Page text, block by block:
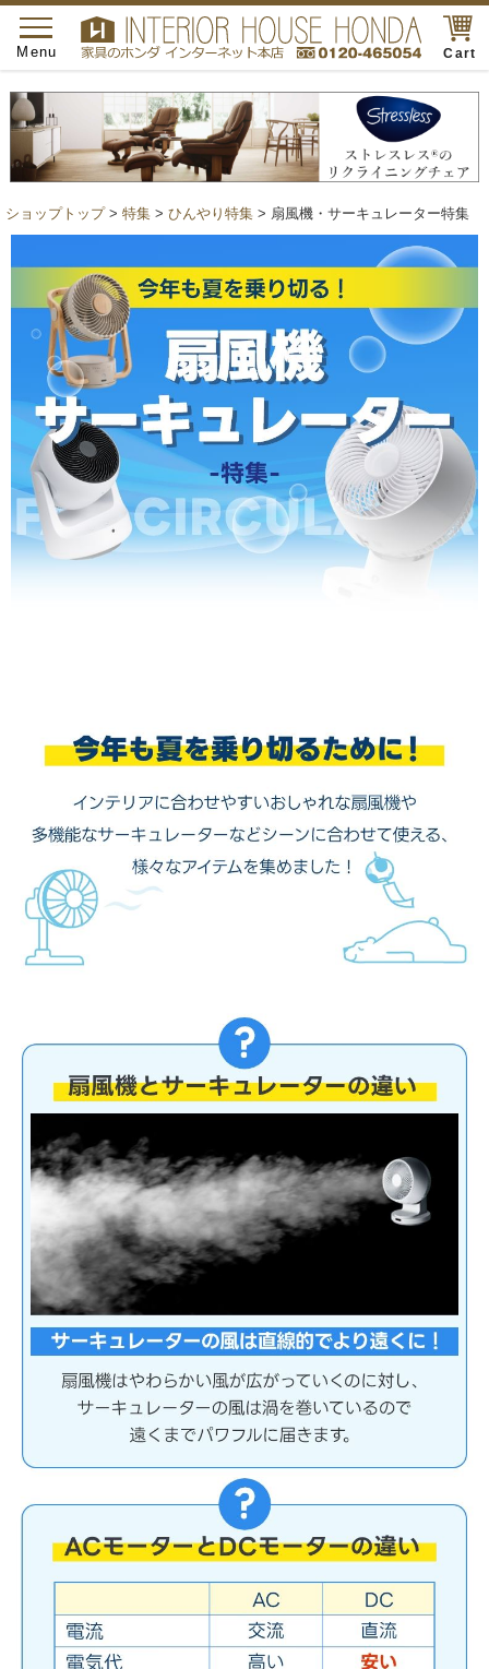
Cart
toggle
navigation
Menu
ショップトップ> 特集 > ひんやり特集 > 扇風機・サーキュレーター特集